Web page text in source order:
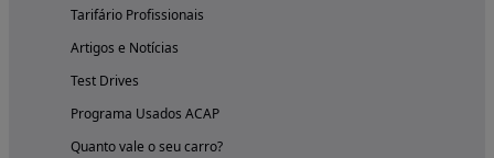
Tarifário Profissionais
Artigos e Notícias
Test Drives
Programa Usados ACAP
Quanto vale o seu carro?